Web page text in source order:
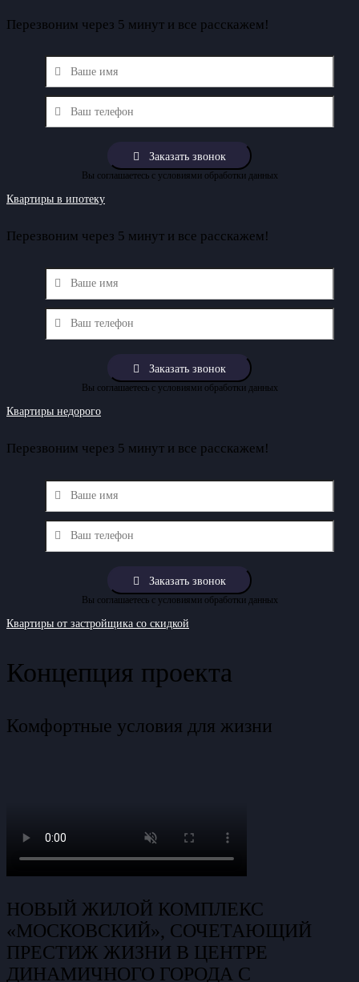
Перезвоним через 5 минут и все расскажем!
Вы соглашаетесь с условиями обработки данных
Квартиры в ипотеку
Перезвоним через 5 минут и все расскажем!
Вы соглашаетесь с условиями обработки данных
Квартиры недорого
Перезвоним через 5 минут и все расскажем!
Вы соглашаетесь с условиями обработки данных
Квартиры от застройщика со скидкой
Концепция проекта
Комфортные условия для жизни
НОВЫЙ ЖИЛОЙ КОМПЛЕКС
«МОСКОВСКИЙ», СОЧЕТАЮЩИЙ
ПРЕСТИЖ ЖИЗНИ В ЦЕНТРЕ
ДИНАМИЧНОГО ГОРОДА С